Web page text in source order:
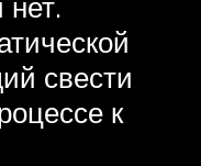
свести
к